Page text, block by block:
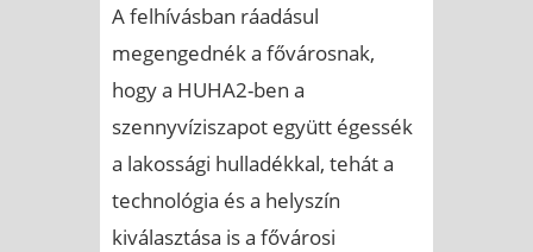
A felhívásban ráadásul
megengednék a fővárosnak,
hogy a HUHA2-ben a
szennyvíziszapot együtt égessék
a lakossági hulladékkal, tehát a
technológia és a helyszín
kiválasztása is a fővárosi